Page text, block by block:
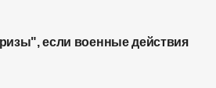
если военные действия